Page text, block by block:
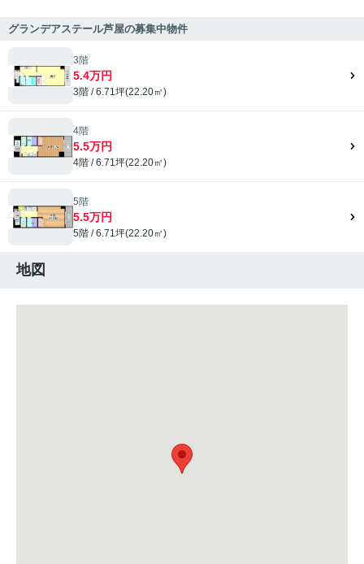
グランデアステール芦屋の募集中物件
3階
5.4万円
3階 / 6.71坪(22.20㎡)
4階
5.5万円
4階 / 6.71坪(22.20㎡)
5階
5.5万円
5階 / 6.71坪(22.20㎡)
地図